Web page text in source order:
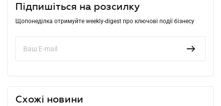
Підпишіться на розсилку
Щопонеділка отримуйте weekly-digest про ключові події бізнесу
Схожі новини